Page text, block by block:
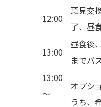
12:00
意見交
了、昼
13:00
昼食後
までバ
13:00
〜
オプシ
うち、